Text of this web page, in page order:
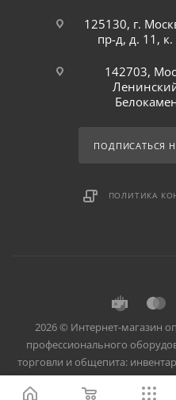
125130, г.
пр-д, д. 11,
142703,
ПОДПИСАТЬСЯ
ПОЛИТИКА
2026 © Интернет-магазин
профессионального
торговли и общепита:
для баров,